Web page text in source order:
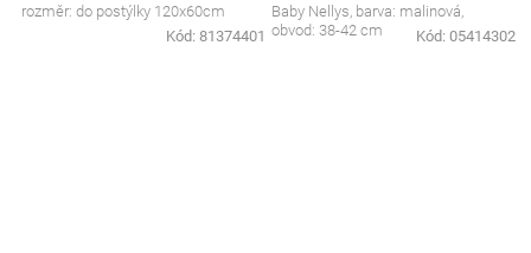
rozměr: do postýlky 120x60cm
Kód: 81374401
Baby Nellys, barva: malinová,
obvod: 38-42 cm
Kód: 05414302